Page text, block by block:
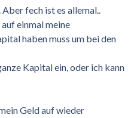
fech ist es allemal..
einmal meine
haben muss um bei den
Kapital ein, oder ich kann
Geld auf wieder